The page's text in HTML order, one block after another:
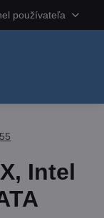
používateľa
Intel